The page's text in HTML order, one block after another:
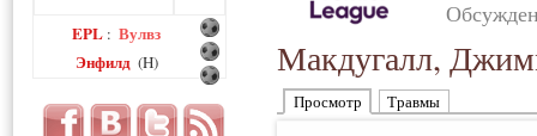
EPL : Вулвз
Энфилд (H) Макдугалл,
Просмотр Травмы